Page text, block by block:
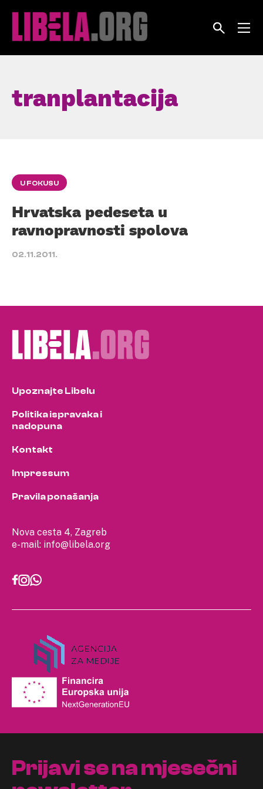
tranplantacija
U FOKUSU
Hrvatska pedeseta u
ravnopravnosti spolova
02.11.2011.
Nova cesta 4, Zagreb
e-mail: info@libela.org
Upoznajte Libelu
Politika ispravaka i
nadopuna
Kontakt
Impressum
Pravila ponašanja
Prijavi se na mjesečni